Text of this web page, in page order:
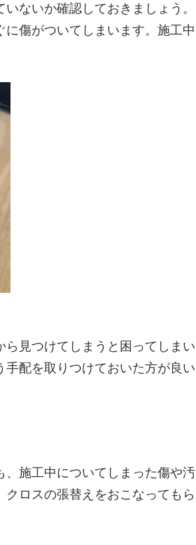
ないか確認しておきましょう。
傷がついてしまいます。施工中
見つけてしまうと困ってしまい
配を取りつけておいた方が良い
施工中についてしまった傷や汚
ロスの張替えをおこなってもら